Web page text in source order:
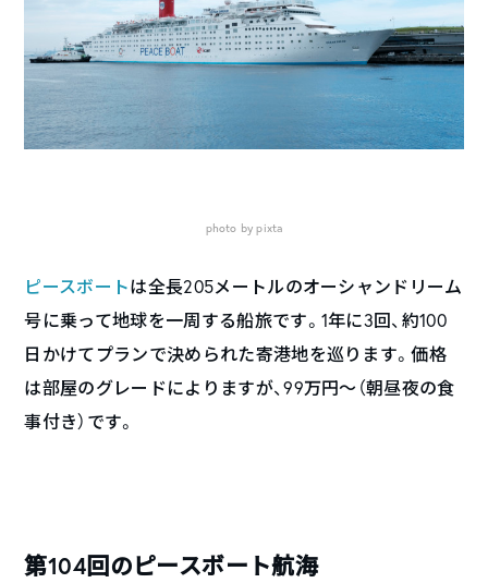
photo by pixta
ピースボートは全長205メートルのオーシャンドリーム
号に乗って地球を一周する船旅です。1年に3回、約100
日かけてプランで決められた寄港地を巡ります。価格
は部屋のグレードによりますが、99万円〜（朝昼夜の食
事付き）です。
第104回のピースボート航海